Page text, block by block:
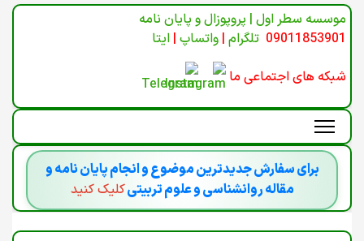
موسسه سطر اول | پروپوزال و پایان نامه
09011853901 تلگرام | واتساپ | ایتا
شبکه های اجتماعی ما
برای سفارش جدیدترین موضوع و انجام پایان نامه و
مقاله روانشناسی و علوم تربیتیکلیک کنید